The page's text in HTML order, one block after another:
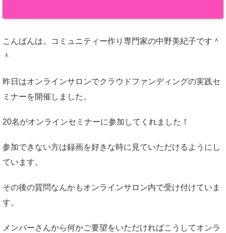
こんばんは。コミュニティー作り専門家の中野美紀子です＾
＾
昨日はオンラインサロンでクラウドファンディングの実践セ
ミナーを開催しました。
20名がオンラインセミナーに参加してくれました！
参加できない方は録画を好きな時に見ていただけるようにし
ています。
その後の質問なんかもオンラインサロン内で受け付けていま
す。
メンバーさんから何かご要望をいただければこうしてオンラ